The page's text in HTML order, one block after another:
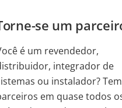
se um
é um revendedor,
integrador de
ou instalador?
em quase todos